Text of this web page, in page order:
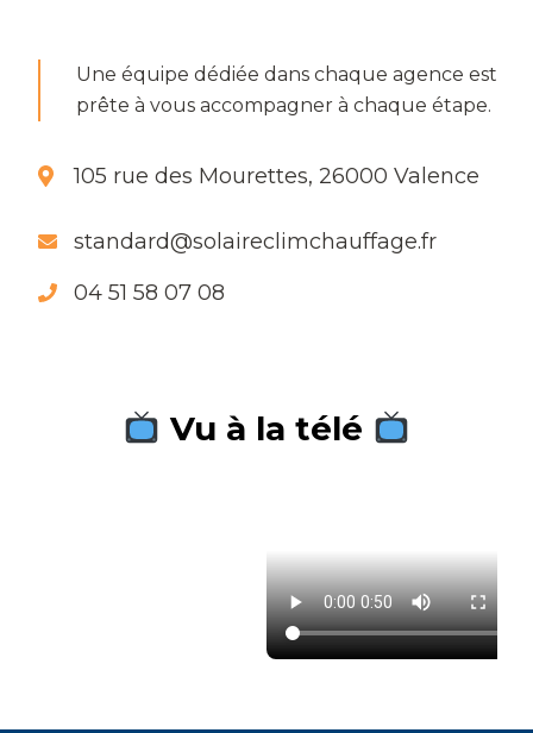
Une équipe dédiée dans chaque agence est
prête à vous accompagner à chaque étape.
105 rue des Mourettes, 26000 Valence
standard@solaireclimchauffage.fr
04 51 58 07 08
Vu à la télé